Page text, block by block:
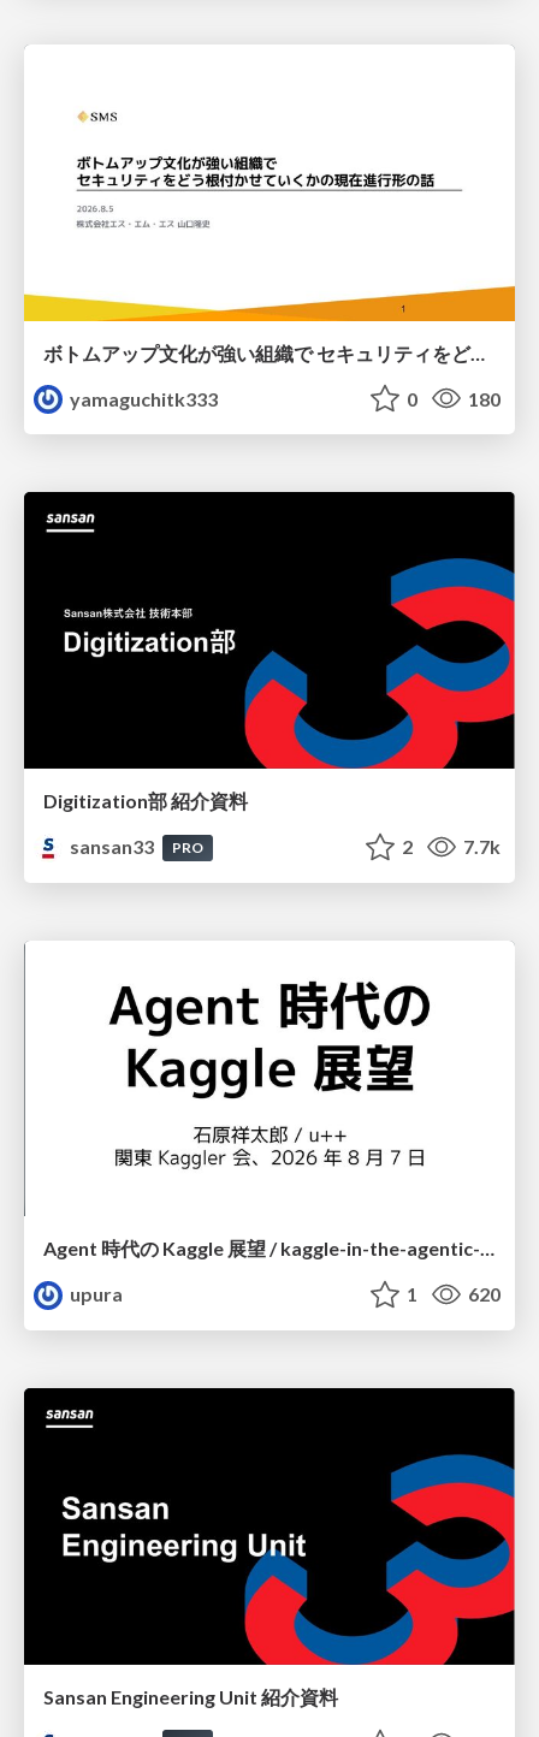
ボトムアップ文化が強い組織で セキュリティをどう根付かせていくかの現在進行形の話 / Making Security Stick in a Bottom-Up Organization
yamaguchitk333
0 180
Digitization部 紹介資料
sansan33
PRO 2 7.7k
Agent 時代の Kaggle 展望 / kaggle-in-the-agentic-era
upura
1 620
Sansan Engineering Unit 紹介資料